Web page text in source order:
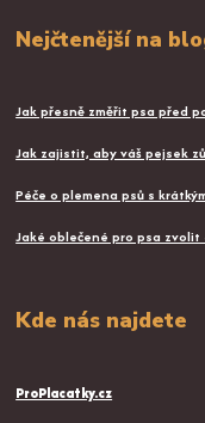
Nejčtenější na
Jak přesně změřit psa před
Jak zajistit, aby váš pejsek
Péče o plemena psů s
Jaké oblečené pro psa
Kde nás najdete
ProPlacatky.cz